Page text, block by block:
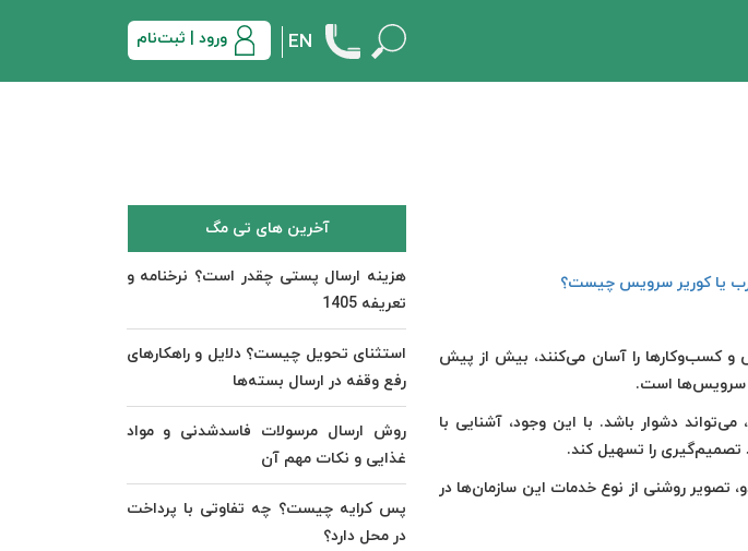
ورود | ثبت‌نام EN
و کسب‌و‌کارها را آسان می‌کنند، بیش از پیش
سرویس‌ها است.
می‌تواند دشوار باشد. با این وجود، آشنایی با
تصمیم‌گیری را تسهیل کند.
روشنی از نوع خدمات این سازمان‌ها در
آخرین های تی مگ
هزینه ارسال پستی چقدر است؟ نرخنامه و
تعریفه 1405
استثنای تحویل چیست؟ دلایل و راهکارهای
رفع وقفه در ارسال بسته‌ها
روش ارسال مرسولات فاسدشدنی و مواد
غذایی و نکات مهم آن
پس کرایه چیست؟ چه تفاوتی با پرداخت
در محل دارد؟